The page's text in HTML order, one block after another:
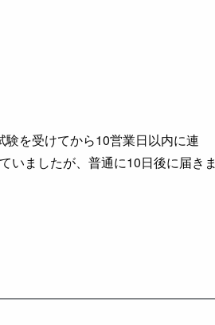
を受けてから10営業日以内に連
いましたが、普通に10日後に届きま